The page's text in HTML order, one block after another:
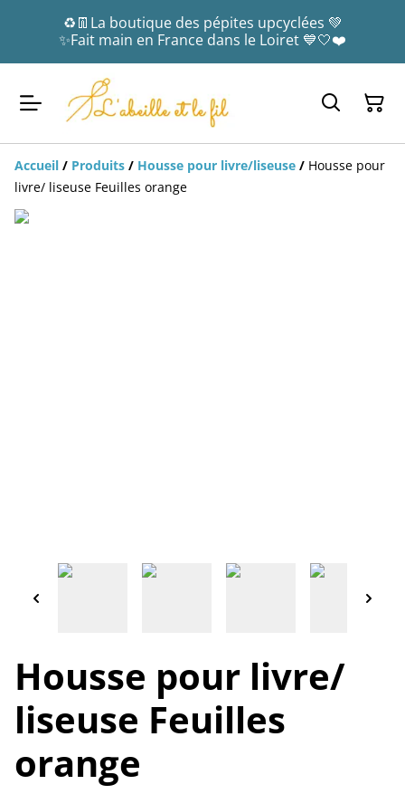
♻️👖La boutique des pépites upcyclées 💚
✨Fait main en France dans le Loiret 💙🤍❤️
Accueil / Produits / Housse pour livre/liseuse / Housse pour
livre/ liseuse Feuilles orange
Housse pour livre/
liseuse Feuilles
orange